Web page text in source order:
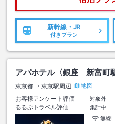
新幹線・JR
付きプラン
アパホテル〈銀座 新富町
東京都 東京駅周辺
地図
お客様アンケート評価
対象外
るるぶトラベル評価
集計中
無線